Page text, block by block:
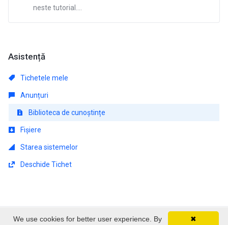
neste tutorial....
Asistență
Tichetele mele
Anunțuri
Biblioteca de cunoștințe
Fișiere
Starea sistemelor
Deschide Tichet
✖
We use cookies for better user experience. By